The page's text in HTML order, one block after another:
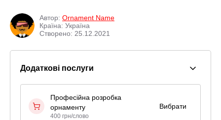
Автор: Ornament Name
Країна: Україна
Створено: 25.12.2021
Додаткові послуги
Професійна розробка
орнаменту
400 грн/слово
Вибрати